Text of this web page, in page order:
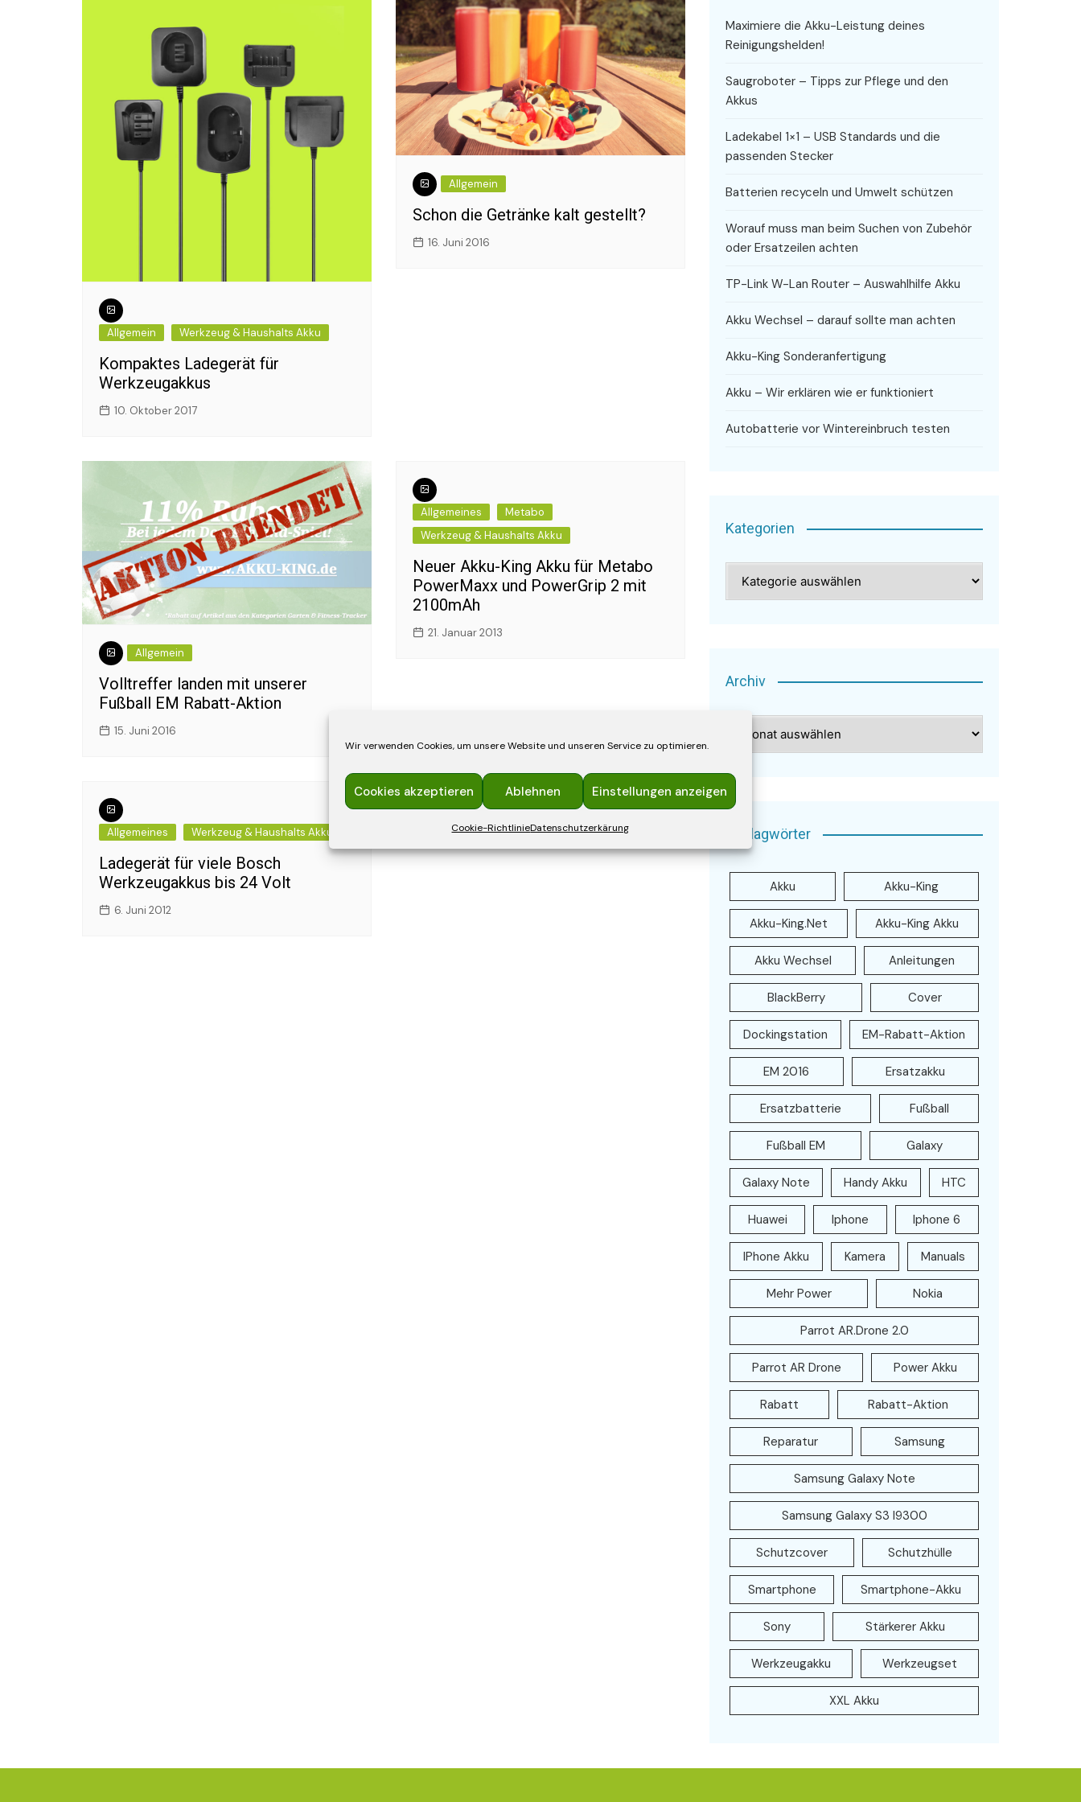
Wir verwenden Cookies, um unsere Website und unseren Service zu optimieren.
Cookies akzeptieren Ablehnen Einstellungen anzeigen
Cookie-RichtlinieDatenschutzerkärung
Smartphone richtig?
Akku Temperaturen –
was ist optimal, was
Akku Alterung –
Verschleiß
Akku Lagern, aber wie?
Was bedeutet die NFC
das?
Was ist ein Hirose
Allgemein Werkzeug & Haushalts Akku
Kompaktes Ladegerät für
Werkzeugakkus
10. Oktober 2017
Allgemein
Schon die Getränke kalt gestellt?
16. Juni 2016
Allgemein
Volltreffer landen mit unserer
Fußball EM Rabatt-Aktion
15. Juni 2016
Allgemeines
Metabo
Werkzeug & Haushalts Akku
Neuer Akku-King Akku für Metabo
PowerMaxx und PowerGrip 2 mit
2100mAh
21. Januar 2013
Allgemeines Werkzeug & Haushalts Akku
Ladegerät für viele Bosch
Werkzeugakkus bis 24 Volt
6. Juni 2012
Maximiere die Akku-Leistung deines
Reinigungshelden!
Saugroboter – Tipps zur Pflege und den
Akkus
Ladekabel 1×1 – USB Standards und die
passenden Stecker
Batterien recyceln und Umwelt schützen
Worauf muss man beim Suchen von Zubehör
oder Ersatzeilen achten
TP-Link W-Lan Router – Auswahlhilfe Akku
Akku Wechsel – darauf sollte man achten
Akku-King Sonderanfertigung
Akku – Wir erklären wie er funktioniert
Autobatterie vor Wintereinbruch testen
Kategorien
Archiv
Schlagwörter
Akku Akku-King
Akku-King.net Akku-King Akku
Akku Wechsel Anleitungen
BlackBerry Cover
Dockingstation EM-Rabatt-Aktion
EM 2016 Ersatzakku
Ersatzbatterie Fußball
Fußball EM Galaxy
Galaxy Note Handy Akku HTC
Huawei Iphone Iphone 6
IPhone Akku Kamera Manuals
Mehr Power Nokia
Parrot AR.Drone 2.0
Parrot AR Drone Power Akku
Rabatt Rabatt-Aktion
Reparatur Samsung
Samsung Galaxy Note
Samsung Galaxy S3 I9300
Schutzcover Schutzhülle
Smartphone Smartphone-Akku
Sony Stärkerer Akku
Werkzeugakku Werkzeugset
XXL Akku